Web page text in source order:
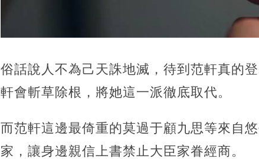
俗話說人不為己天誅地滅，待到范軒真的
軒會斬草除根，將她這一派徹底取代。
而范軒這邊最倚重的莫過于顧九思等來自
家，讓身邊親信上書禁止大臣家眷經商。